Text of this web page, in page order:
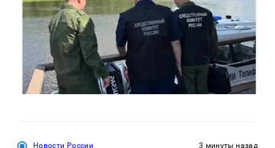
Новости России 3 минуты назад